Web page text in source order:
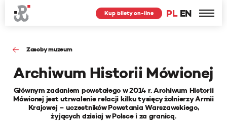
PL EN
Kup bilety on-line
Zasoby muzeum
Archiwum Historii Mówionej
Głównym zadaniem powstałego w 2014 r. Archiwum Historii
Mówionej jest utrwalenie relacji kilku tysięcy żołnierzy Armii
Krajowej – uczestników Powstania Warszawskiego,
żyjących dzisiaj w Polsce i za granicą.